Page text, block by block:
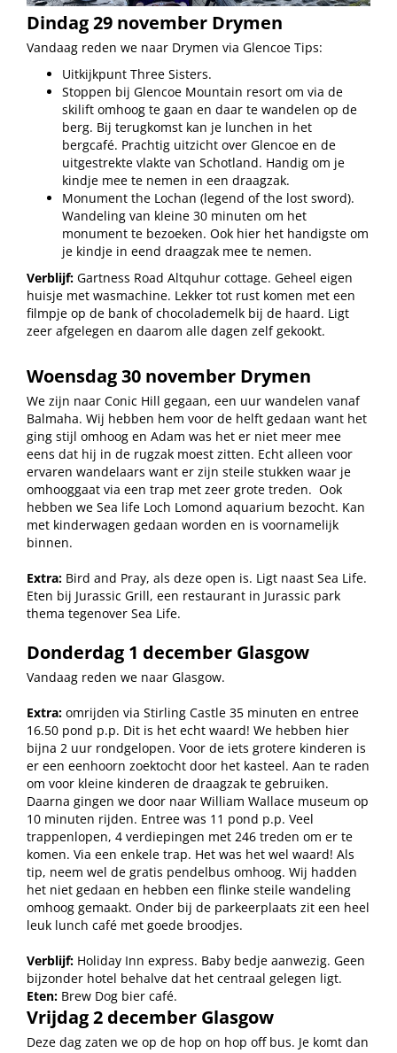
Dindag 29 november Drymen
Vandaag reden we naar Drymen via Glencoe Tips:
Uitkijkpunt Three Sisters.
Stoppen bij Glencoe Mountain resort om via de
skilift omhoog te gaan en daar te wandelen op de
berg. Bij terugkomst kan je lunchen in het
bergcafé. Prachtig uitzicht over Glencoe en de
uitgestrekte vlakte van Schotland. Handig om je
kindje mee te nemen in een draagzak.
Monument the Lochan (legend of the lost sword).
Wandeling van kleine 30 minuten om het
monument te bezoeken. Ook hier het handigste om
je kindje in eend draagzak mee te nemen.
Verblijf: Gartness Road Altquhur cottage. Geheel eigen
huisje met wasmachine. Lekker tot rust komen met een
filmpje op de bank of chocolademelk bij de haard. Ligt
zeer afgelegen en daarom alle dagen zelf gekookt.
Woensdag 30 november Drymen
We zijn naar Conic Hill gegaan, een uur wandelen vanaf
Balmaha. Wij hebben hem voor de helft gedaan want het
ging stijl omhoog en Adam was het er niet meer mee
eens dat hij in de rugzak moest zitten. Echt alleen voor
ervaren wandelaars want er zijn steile stukken waar je
omhooggaat via een trap met zeer grote treden. Ook
hebben we Sea life Loch Lomond aquarium bezocht. Kan
met kinderwagen gedaan worden en is voornamelijk
binnen.
Extra: Bird and Pray, als deze open is. Ligt naast Sea Life.
Eten bij Jurassic Grill, een restaurant in Jurassic park
thema tegenover Sea Life.
Donderdag 1 december Glasgow
Vandaag reden we naar Glasgow.
Extra: omrijden via Stirling Castle 35 minuten en entree
16.50 pond p.p. Dit is het echt waard! We hebben hier
bijna 2 uur rondgelopen. Voor de iets grotere kinderen is
er een eenhoorn zoektocht door het kasteel. Aan te raden
om voor kleine kinderen de draagzak te gebruiken.
Daarna gingen we door naar William Wallace museum op
10 minuten rijden. Entree was 11 pond p.p. Veel
trappenlopen, 4 verdiepingen met 246 treden om er te
komen. Via een enkele trap. Het was het wel waard! Als
tip, neem wel de gratis pendelbus omhoog. Wij hadden
het niet gedaan en hebben een flinke steile wandeling
omhoog gemaakt. Onder bij de parkeerplaats zit een heel
leuk lunch café met goede broodjes.
Verblijf: Holiday Inn express. Baby bedje aanwezig. Geen
bijzonder hotel behalve dat het centraal gelegen ligt.
Eten: Brew Dog bier café.
Vrijdag 2 december Glasgow
Deze dag zaten we op de hop on hop off bus. Je komt dan